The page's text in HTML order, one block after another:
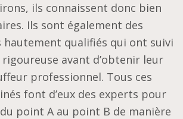
ils connaissent donc bien
Ils sont également des
hautement qualifiés qui ont suivi
avant d’obtenir leur
professionnel. Tous ces
font d’eux des experts pour
point A au point B de manière